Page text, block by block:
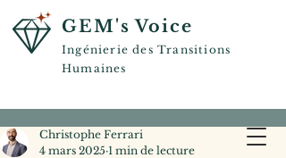
GEM's Voice
Ingénierie des Transitions
Humaines
Christophe Ferrari
4 mars 2025 1 min de lecture